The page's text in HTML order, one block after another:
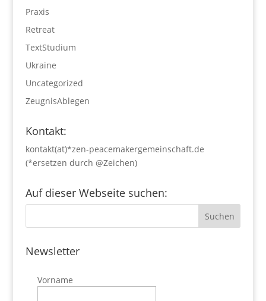
Praxis
Retreat
TextStudium
Ukraine
Uncategorized
ZeugnisAblegen
Kontakt:
kontakt(at)*zen-peacemakergemeinschaft.de
(*ersetzen durch @Zeichen)
Auf dieser Webseite suchen:
Newsletter
Vorname